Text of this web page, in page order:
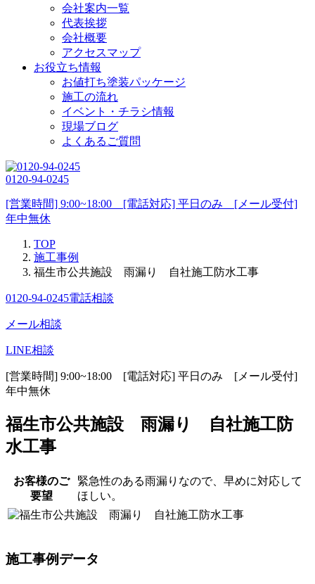
会社案内一覧
代表挨拶
会社概要
アクセスマップ
お役立ち情報
お値打ち塗装パッケージ
施工の流れ
イベント・チラシ情報
現場ブログ
よくあるご質問
0120-94-0245
[営業時間] 9:00~18:00 [電話対応] 平日のみ [メール受付]
年中無休
TOP
施工事例
福生市公共施設 雨漏り 自社施工防水工事
0120-94-0245電話相談
メール相談
LINE相談
[営業時間] 9:00~18:00 [電話対応] 平日のみ [メール受付]
年中無休
福生市公共施設 雨漏り 自社施工防
水工事
お客様のご
要望
緊急性のある雨漏りなので、早めに対応して
ほしい。
施工事例データ